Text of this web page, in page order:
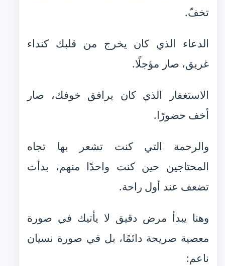
تخفّ.
الدعاء الذي كان يخرج من قلبك كنداء
غريق، صار مؤجلًا.
الاستغفار الذي كان يرافق خوفك، صار
أخف حضورًا.
والرحمة التي كنت تشعر بها تجاه
المحتاجين حين كنت واحدًا منهم، بدأت
تضعف عند أول راحة.
وهنا يبدأ مرض دقيق لا يأتيك في صورة
معصية صريحة دائمًا، بل في صورة نسيان
ناعم: